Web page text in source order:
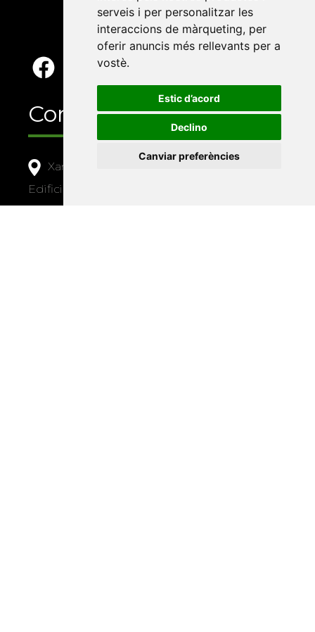
serveis i per personalitzar les
interaccions de màrqueting, per
oferir anuncis més rellevants per a
vostè.
Estic d’acord
Declino
Canviar preferències
Contacte
Xarxa Vives d'Universitats
Edifici Àgora